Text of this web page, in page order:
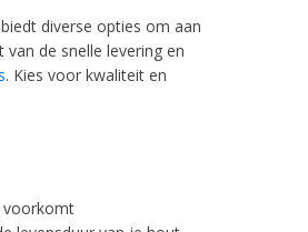
diverse opties om aan
van de snelle levering en
. Kies voor kwaliteit en
voorkomt